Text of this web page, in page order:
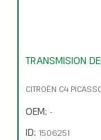
TRANSMISION
CITROËN C4
OEM: -
ID: 1506251